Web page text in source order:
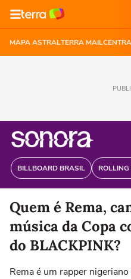
MAPA ASTRALTERRA MAIL
BILLBOARD BRASIL
Quem é Rema,
música da Copa
do BLACKPINK?
Rema é um rapper